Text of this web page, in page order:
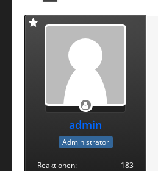
admin
Administrator
Reaktionen
183